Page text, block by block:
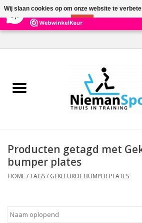
303 Reviews
Home
Kracht
Kantoor & Medisch
Producten getagd met
bumper plates
HOME/TAGS/ GEKLEURDE BUMPER PLATES
Wij slaan cookies op om onze website te
Nee